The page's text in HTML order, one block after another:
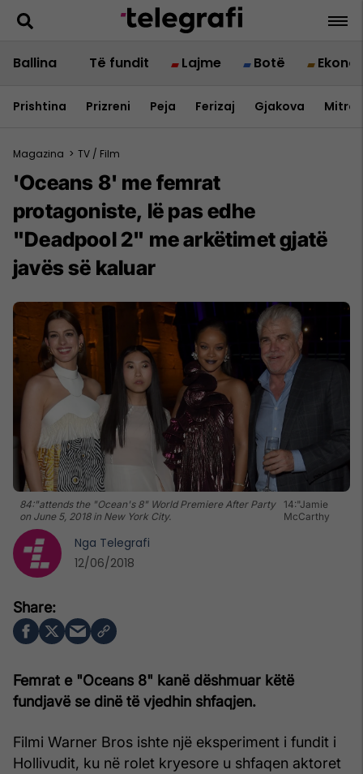
Ballina Të fundit Lajme Botë
Prishtina Prizreni Peja Ferizaj Gjakova
Magazina > TV / Film
'Oceans 8' me femrat
protagoniste, lë pas edhe
"Deadpool 2" me arkëtimet gjatë
javës së kaluar
84:"attends the "Ocean's 8" World Premiere After Party
on June 5, 2018 in New York City.
14:"Jamie
McCarthy
Femrat e "Oceans 8" kanë dëshmuar këtë
fundjavë se dinë të vjedhin shfaqjen.
Filmi Warner Bros ishte një eksperiment i fundit i
Hollivudit, ku në rolet kryesore u shfaqen aktoret
Nga Telegrafi
12/06/2018